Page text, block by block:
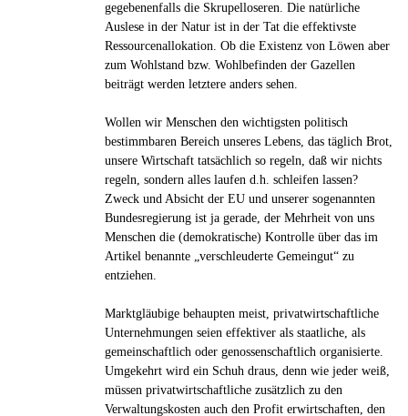
gegebenenfalls die Skrupelloseren. Die natürliche
Auslese in der Natur ist in der Tat die effektivste
Ressourcenallokation. Ob die Existenz von Löwen aber
zum Wohlstand bzw. Wohlbefinden der Gazellen
beiträgt werden letztere anders sehen.
Wollen wir Menschen den wichtigsten politisch
bestimmbaren Bereich unseres Lebens, das täglich Brot,
unsere Wirtschaft tatsächlich so regeln, daß wir nichts
regeln, sondern alles laufen d.h. schleifen lassen?
Zweck und Absicht der EU und unserer sogenannten
Bundesregierung ist ja gerade, der Mehrheit von uns
Menschen die (demokratische) Kontrolle über das im
Artikel benannte „verschleuderte Gemeingut“ zu
entziehen.
Marktgläubige behaupten meist, privatwirtschaftliche
Unternehmungen seien effektiver als staatliche, als
gemeinschaftlich oder genossenschaftlich organisierte.
Umgekehrt wird ein Schuh draus, denn wie jeder weiß,
müssen privatwirtschaftliche zusätzlich zu den
Verwaltungskosten auch den Profit erwirtschaften, den